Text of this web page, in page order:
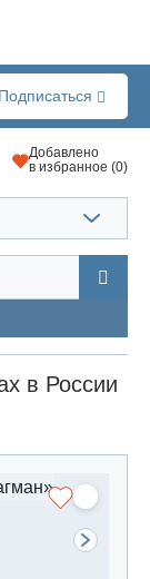
Подписаться
Добавлено
в избранное (0)
в России